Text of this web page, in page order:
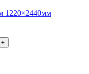
1220×2440мм
+